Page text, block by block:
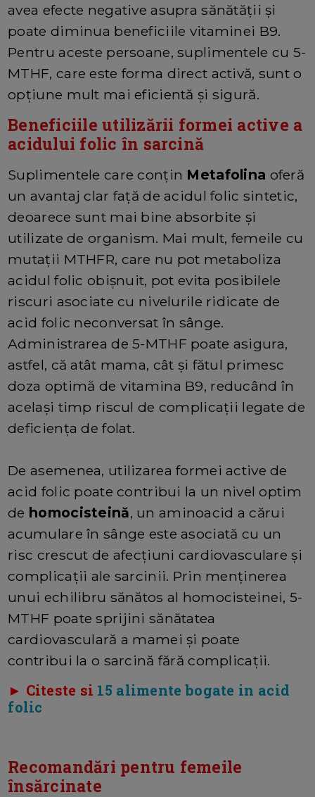
avea efecte negative asupra sănătății și
poate diminua beneficiile vitaminei B9.
Pentru aceste persoane, suplimentele cu 5-
MTHF, care este forma direct activă, sunt o
opțiune mult mai eficientă și sigură.
Beneficiile utilizării formei active a
acidului folic în sarcină
Suplimentele care conțin Metafolina oferă
un avantaj clar față de acidul folic sintetic,
deoarece sunt mai bine absorbite și
utilizate de organism. Mai mult, femeile cu
mutații MTHFR, care nu pot metaboliza
acidul folic obișnuit, pot evita posibilele
riscuri asociate cu nivelurile ridicate de
acid folic neconversat în sânge.
Administrarea de 5-MTHF poate asigura,
astfel, că atât mama, cât și fătul primesc
doza optimă de vitamina B9, reducând în
același timp riscul de complicații legate de
deficiența de folat.
De asemenea, utilizarea formei active de
acid folic poate contribui la un nivel optim
de homocisteină, un aminoacid a cărui
acumulare în sânge este asociată cu un
risc crescut de afecțiuni cardiovasculare și
complicații ale sarcinii. Prin menținerea
unui echilibru sănătos al homocisteinei, 5-
MTHF poate sprijini sănătatea
cardiovasculară a mamei și poate
contribui la o sarcină fără complicații.
► Citeste si 15 alimente bogate in acid
folic
Recomandări pentru femeile
însărcinate